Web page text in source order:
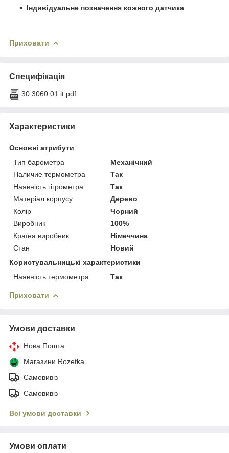
Індивідуальне позначення кожного датчика
Приховати
Специфікація
30.3060.01.it.pdf
Характеристики
Основні атрибути
Тип барометра
Механічний
Наличие термометра
Так
Наявність гігрометра
Так
Матеріал корпусу
Дерево
Колір
Чорний
Виробник
100%
Країна виробник
Німеччина
Стан
Новий
Користувальницькі характеристики
Наявність термометра
Так
Приховати
Умови доставки
Нова Пошта
Магазини Rozetka
Самовивіз
Самовивіз
Всі умови доставки
Умови оплати